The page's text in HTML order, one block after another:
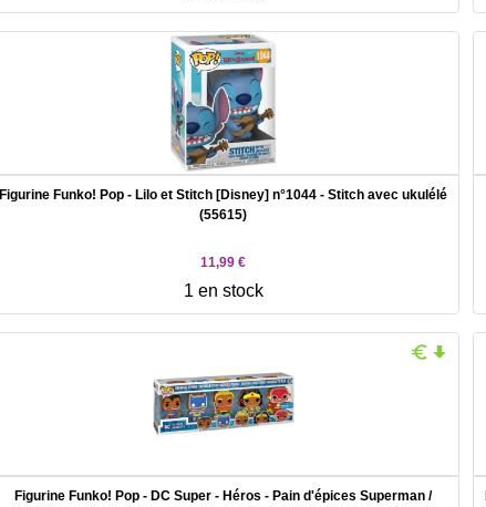
Figurine Funko! Pop - Lilo et Stitch [Disney] n°1044 - Stitch avec ukulélé
(55615)
11,99 €
1 en stock
Figurine Funko! Pop - DC Super - Héros - Pain d'épices Superman /